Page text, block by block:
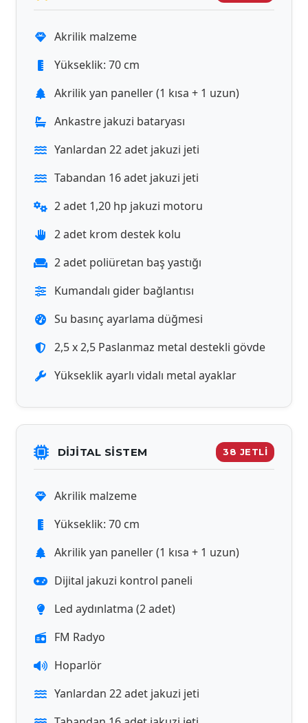
Akrilik malzeme
Yükseklik: 70 cm
Akrilik yan paneller (1 kısa + 1 uzun)
Ankastre jakuzi bataryası
Yanlardan 22 adet jakuzi jeti
Tabandan 16 adet jakuzi jeti
2 adet 1,20 hp jakuzi motoru
2 adet krom destek kolu
2 adet poliüretan baş yastığı
Kumandalı gider bağlantısı
Su basınç ayarlama düğmesi
2,5 x 2,5 Paslanmaz metal destekli gövde
Yükseklik ayarlı vidalı metal ayaklar
DİJİTAL SISTEM 38 JETLİ
Akrilik malzeme
Yükseklik: 70 cm
Akrilik yan paneller (1 kısa + 1 uzun)
Dijital jakuzi kontrol paneli
Led aydınlatma (2 adet)
FM Radyo
Hoparlör
Yanlardan 22 adet jakuzi jeti